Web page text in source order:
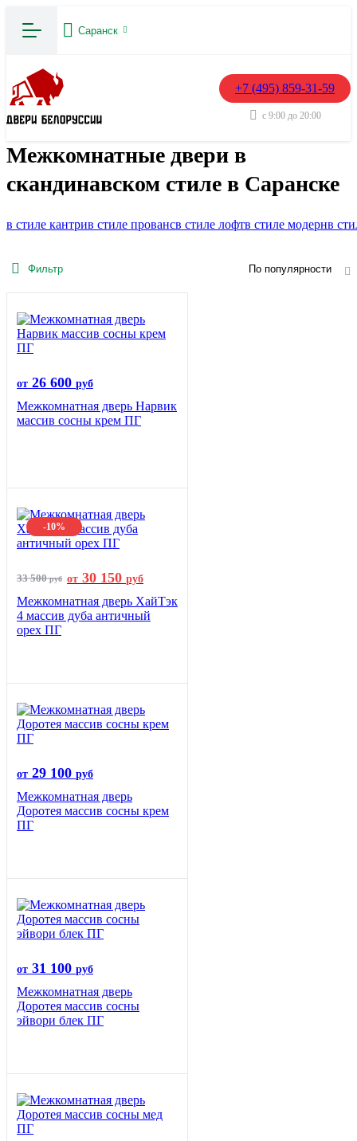
Саранск
+7 (495) 859-31-59
с 9:00 до 20:00
Межкомнатные двери в
скандинавском стиле в Саранске
в стиле кантрив стиле провансв стиле лофтв стиле модернв
Фильтр По популярности
от 26 600 руб
Межкомнатная дверь Нарвик
массив сосны крем ПГ
-10%
33 500руб от 30 150 руб
Межкомнатная дверь ХайТэк
4 массив дуба античный
орех ПГ
от 29 100 руб
Межкомнатная дверь
Доротея массив сосны крем
ПГ
от 31 100 руб
Межкомнатная дверь
Доротея массив сосны
эйвори блек ПГ